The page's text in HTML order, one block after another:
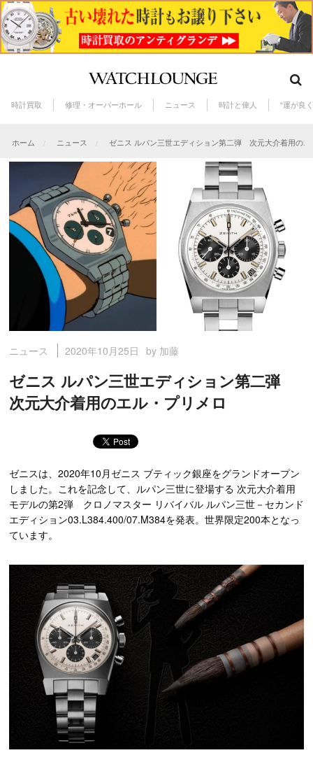
時計買取 修理・オーバーホール ニュース 時計と偉人 “運が良
ホーム ニュース ゼニス ルパン三世エディション第二弾 次元大介着用のエ
ニュース 2020年10月25日 by 加藤
ゼニス ルパン三世エディション第二弾
次元大介着用のエル・プリメロ
ゼニスは、2020年10月ゼニス ブティック銀座をグランドオープン
しました。これを記念して、ルパン三世に登場する 次元大介着用
モデルの第2弾 クロノマスター リバイバル ルパン三世－セカンド
エディション03.L384.400/07.M384を発表。世界限定200本となっ
ています。